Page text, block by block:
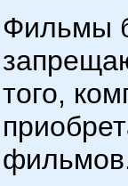
Фильмы
того,